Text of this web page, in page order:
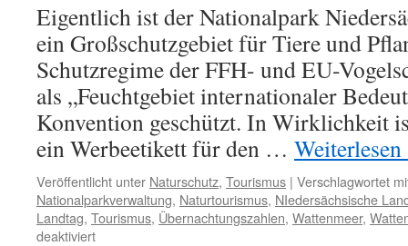
Eigentlich ist der Nationalpark
ein Großschutzgebiet für Tiere und
Schutzregime der FFH- und EU-
als „Feuchtgebiet internationaler
Konvention geschützt. In Wirklichkeit
ein Werbeetikett für den … Weiterlesen
Veröffentlicht unter Naturschutz, Tourismus | Verschlagwortet
Nationalparkverwaltung, Naturtourismus, NIedersächsische
Landtag, Tourismus, Übernachtungszahlen, Wattenmeer,
deaktiviertfür